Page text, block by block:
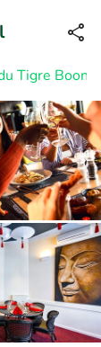
tot 23:00 uur
Tigre